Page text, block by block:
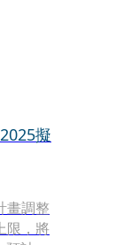
擬
畫調整
限，將